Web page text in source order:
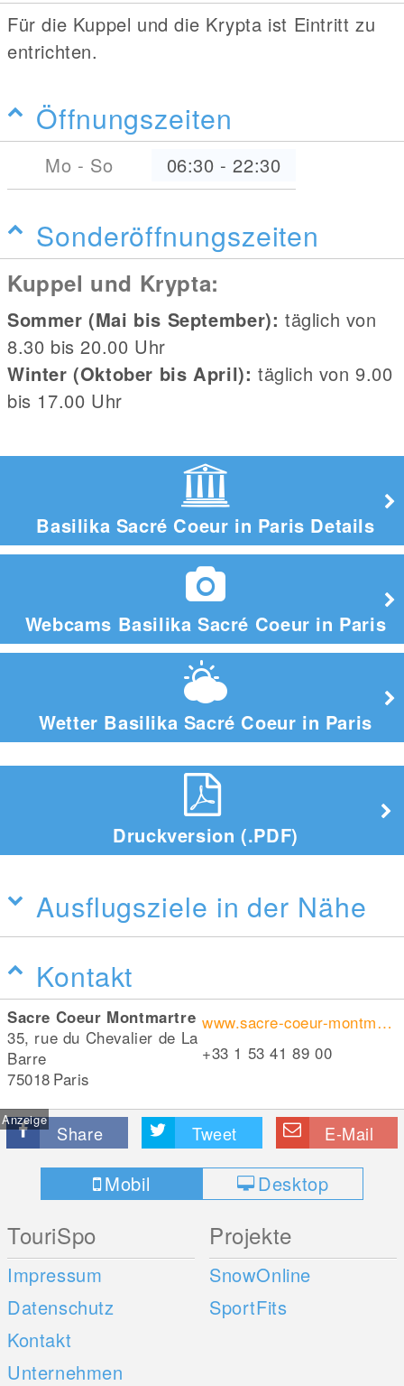
Für die Kuppel und die Krypta ist Eintritt zu
entrichten.
Öffnungszeiten
Mo - So 06:30 - 22:30
Sonderöffnungszeiten
Kuppel und Krypta:
Sommer (Mai bis September): täglich von
8.30 bis 20.00 Uhr
Winter (Oktober bis April): täglich von 9.00
bis 17.00 Uhr
Basilika Sacré Coeur in Paris Details
Webcams Basilika Sacré Coeur in Paris
Wetter Basilika Sacré Coeur in Paris
Druckversion (.PDF)
Ausflugsziele in der Nähe
Kontakt
Sacre Coeur Montmartre
35, rue du Chevalier de La
Barre
75018 Paris
www.sacre-coeur-montmartre.com/
+33 1 53 41 89 00
Anzeige
Share Tweet E-Mail
Mobil Desktop
TouriSpo
Impressum
Datenschutz
Kontakt
Unternehmen
Projekte
SnowOnline
SportFits